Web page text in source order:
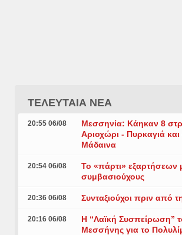
ΤΕΛΕΥΤΑΙΑ ΝΕΑ
20:55 06/08
Μεσσηνία: Κάηκαν 8
Αριοχώρι - Πυρκαγιά και
Μάδαινα
20:54 06/08
Το «πάρτι» εξαρτήσεων
συμβασιούχους
20:36 06/08 Συνταξιούχοι πριν από
20:16 06/08
Η “Λαϊκή Συσπείρωση”
Μεσσήνης για το